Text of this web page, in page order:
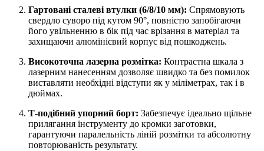
Гартовані сталеві втулки (6/8/10 мм): Спрямовують
свердло суворо під кутом 90°, повністю запобігаючи
його увільненню в бік під час врізання в матеріал та
захищаючи алюмінієвий корпус від пошкоджень.
Високоточна лазерна розмітка: Контрастна шкала з
лазерним нанесенням дозволяє швидко та без помилок
виставляти необхідні відступи як у міліметрах, так і в
дюймах.
Т-подібний упорний борт: Забезпечує ідеально щільне
прилягання інструменту до кромки заготовки,
гарантуючи паралельність ліній розмітки та абсолютну
повторюваність результату.